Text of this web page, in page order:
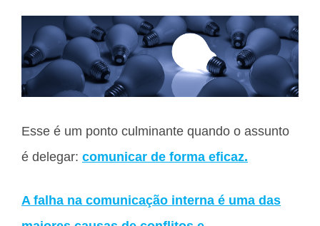
Esse é um ponto culminante quando o assunto
é delegar: comunicar de forma eficaz.
A falha na comunicação interna é uma das